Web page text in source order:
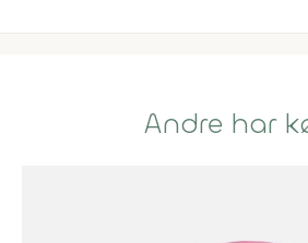
Andre har